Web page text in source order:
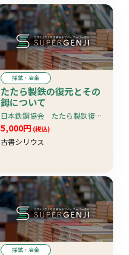
採鉱・冶金
たたら製鉄の復元とその
鉧について
日本鉄鋼協会 たたら製鉄復元計画委員会
5,000円 (税込)
古書シリウス
採鉱・冶金